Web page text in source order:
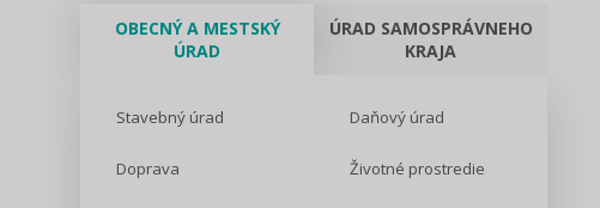
OBECNÝ A MESTSKÝ
ÚRAD
ÚRAD SAMOSPRÁVNEHO
KRAJA
Stavebný úrad Daňový úrad
Doprava Životné prostredie